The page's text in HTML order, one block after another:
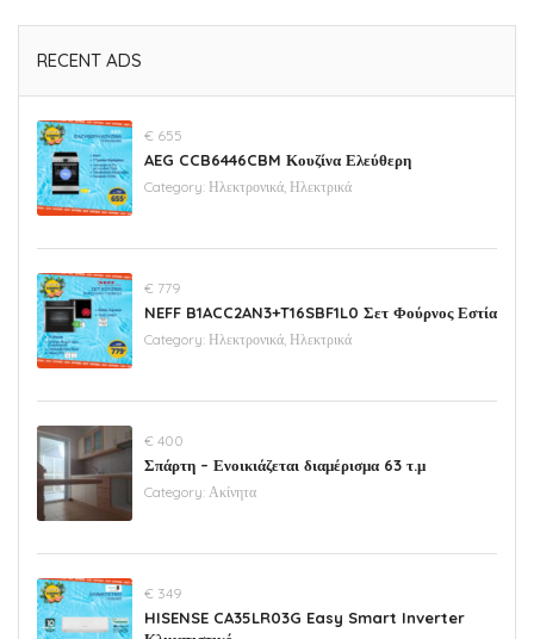
RECENT ADS
€ 655
AEG CCB6446CBM Κουζίνα Ελεύθερη
Category: Ηλεκτρονικά, Ηλεκτρικά
€ 779
NEFF B1ACC2AN3+T16SBF1L0 Σετ Φούρνος Εστία
Category: Ηλεκτρονικά, Ηλεκτρικά
€ 400
Σπάρτη – Ενοικιάζεται διαμέρισμα 63 τ.μ
Category: Ακίνητα
€ 349
HISENSE CA35LR03G Easy Smart Inverter